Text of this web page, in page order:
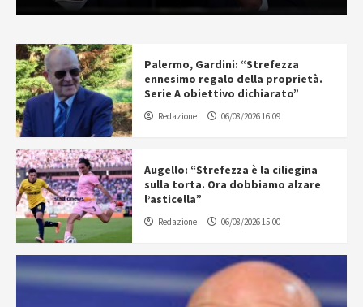
Palermo, Gardini: “Strefezza
ennesimo regalo della proprietà.
Serie A obiettivo dichiarato”
Redazione 06/08/2026 16:09
Augello: “Strefezza è la ciliegina
sulla torta. Ora dobbiamo alzare
l’asticella”
Redazione 06/08/2026 15:00